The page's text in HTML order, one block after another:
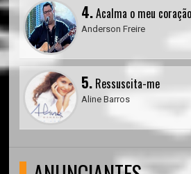
4.Acalma o meu coração
Anderson Freire
5. Ressuscita-me
Aline Barros